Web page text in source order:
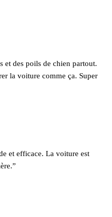
et des poils de chien partout.
la voiture comme ça. Super
et efficace. La voiture est